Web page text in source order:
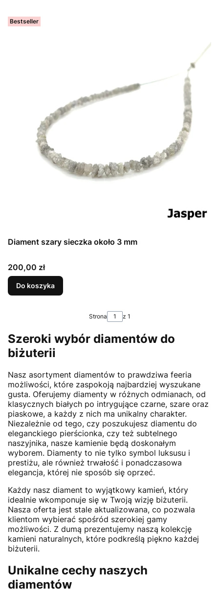
Bestseller
Diament szary sieczka około 3 mm
Cena
200,00 zł
Do koszyka
Strona z 1
Szeroki wybór diamentów do
biżuterii
Nasz asortyment diamentów to prawdziwa feeria
możliwości, które zaspokoją najbardziej wyszukane
gusta. Oferujemy diamenty w różnych odmianach, od
klasycznych białych po intrygujące czarne, szare oraz
piaskowe, a każdy z nich ma unikalny charakter.
Niezależnie od tego, czy poszukujesz diamentu do
eleganckiego pierścionka, czy też subtelnego
naszyjnika, nasze kamienie będą doskonałym
wyborem. Diamenty to nie tylko symbol luksusu i
prestiżu, ale również trwałość i ponadczasowa
elegancja, której nie sposób się oprzeć.
Każdy nasz diament to wyjątkowy kamień, który
idealnie wkomponuje się w Twoją wizję biżuterii.
Nasza oferta jest stale aktualizowana, co pozwala
klientom wybierać spośród szerokiej gamy
możliwości. Z dumą prezentujemy naszą kolekcję
kamieni naturalnych, które podkreślą piękno każdej
biżuterii.
Unikalne cechy naszych
diamentów